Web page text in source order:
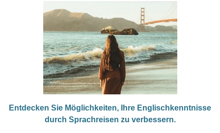
Entdecken Sie Möglichkeiten, Ihre Englischkenntnisse
durch Sprachreisen zu verbessern.